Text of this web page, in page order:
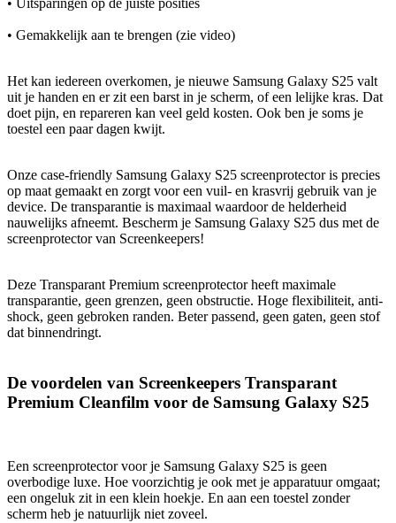
• Uitsparingen op de juiste posities
• Gemakkelijk aan te brengen (zie video)
Het kan iedereen overkomen, je nieuwe Samsung Galaxy S25 valt
uit je handen en er zit een barst in je scherm, of een lelijke kras. Dat
doet pijn, en repareren kan veel geld kosten. Ook ben je soms je
toestel een paar dagen kwijt.
Onze case-friendly Samsung Galaxy S25 screenprotector is precies
op maat gemaakt en zorgt voor een vuil- en krasvrij gebruik van je
device. De transparantie is maximaal waardoor de helderheid
nauwelijks afneemt. Bescherm je Samsung Galaxy S25 dus met de
screenprotector van Screenkeepers!
Deze Transparant Premium screenprotector heeft maximale
transparantie, geen grenzen, geen obstructie. Hoge flexibiliteit, anti-
shock, geen gebroken randen. Beter passend, geen gaten, geen stof
dat binnendringt.
De voordelen van Screenkeepers Transparant
Premium Cleanfilm voor de Samsung Galaxy S25
Een screenprotector voor je Samsung Galaxy S25 is geen
overbodige luxe. Hoe voorzichtig je ook met je apparatuur omgaat;
een ongeluk zit in een klein hoekje. En aan een toestel zonder
scherm heb je natuurlijk niet zoveel.